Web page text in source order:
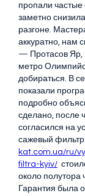
пропали
заметно
разгоне.
аккуратно, нам
— Протасов Яр,
метро
добираться. В
показали
подробно
сделано, после
согласился на
сажевый фильтр
kat.com.ua/ru/
filtra-kyiv/
около полутора
Гарантия была